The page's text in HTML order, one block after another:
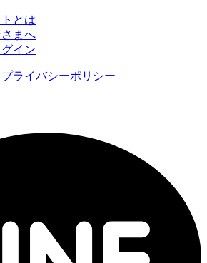
とは
まへ
イン
ライバシーポリシー